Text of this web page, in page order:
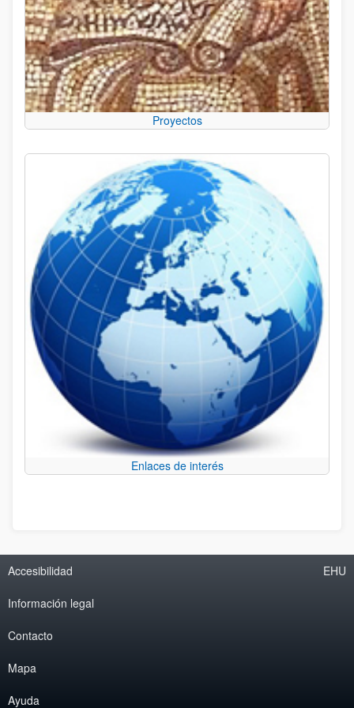
Proyectos
Enlaces de interés
Accesibilidad
Información legal
Contacto
Mapa
Ayuda
EHU